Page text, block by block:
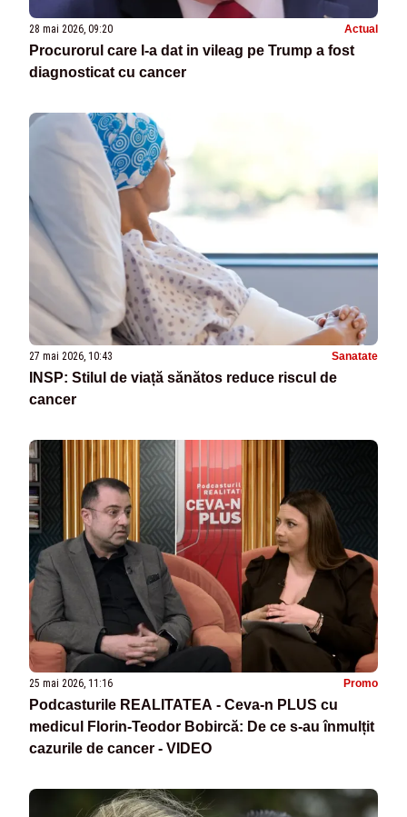
28 mai 2026, 09:20 Actual
Procurorul care l-a dat in vileag pe Trump a fost
diagnosticat cu cancer
27 mai 2026, 10:43 Sanatate
INSP: Stilul de viață sănătos reduce riscul de
cancer
25 mai 2026, 11:16 Promo
Podcasturile REALITATEA - Ceva-n PLUS cu
medicul Florin-Teodor Bobircă: De ce s-au înmulțit
cazurile de cancer - VIDEO